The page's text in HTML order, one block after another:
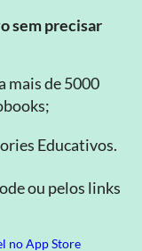
sem precisar
mais de 5000
Educativos.
ou pelos links